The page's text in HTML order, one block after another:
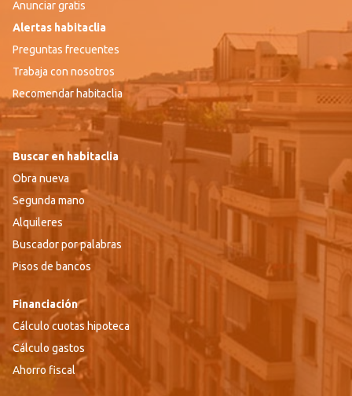
Anunciar gratis
Alertas habitaclia
Preguntas frecuentes
Trabaja con nosotros
Recomendar habitaclia
Buscar en habitaclia
Obra nueva
Segunda mano
Alquileres
Buscador por palabras
Pisos de bancos
Financiación
Cálculo cuotas hipoteca
Cálculo gastos
Ahorro fiscal